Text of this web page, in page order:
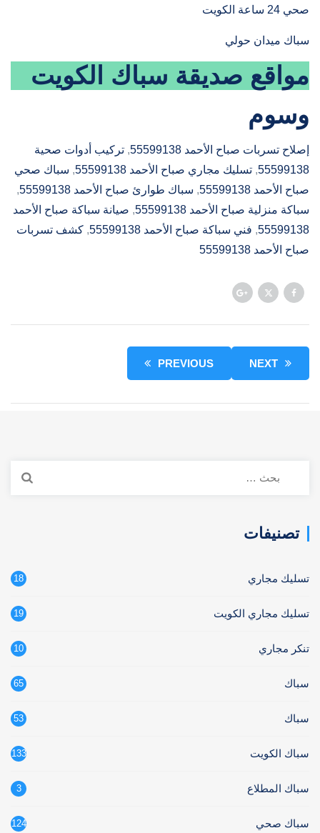
صحي 24 ساعة الكويت
سباك ميدان حولي
مواقع صديقة سباك الكويت
وسوم
إصلاح تسربات صباح الأحمد 55599138 , تركيب أدوات صحية
55599138
, تسليك مجاري صباح الأحمد 55599138 , سباك صحي
صباح الأحمد 55599138
, سباك طوارئ صباح الأحمد 55599138
,
سباكة منزلية صباح الأحمد 55599138
, صيانة سباكة صباح الأحمد
55599138
, فني سباكة صباح الأحمد 55599138 , كشف تسربات
صباح الأحمد 55599138
PREVIOUS NEXT
تصنيفات
تسليك مجاري 18
تسليك مجاري الكويت 19
تنكر مجاري 10
سباك 65
سباك 53
سباك الكويت 133
سباك المطلاع 3
سباك صحي 124